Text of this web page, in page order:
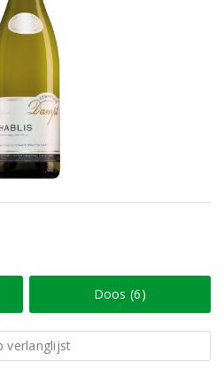
Doos (6)
verlanglijst